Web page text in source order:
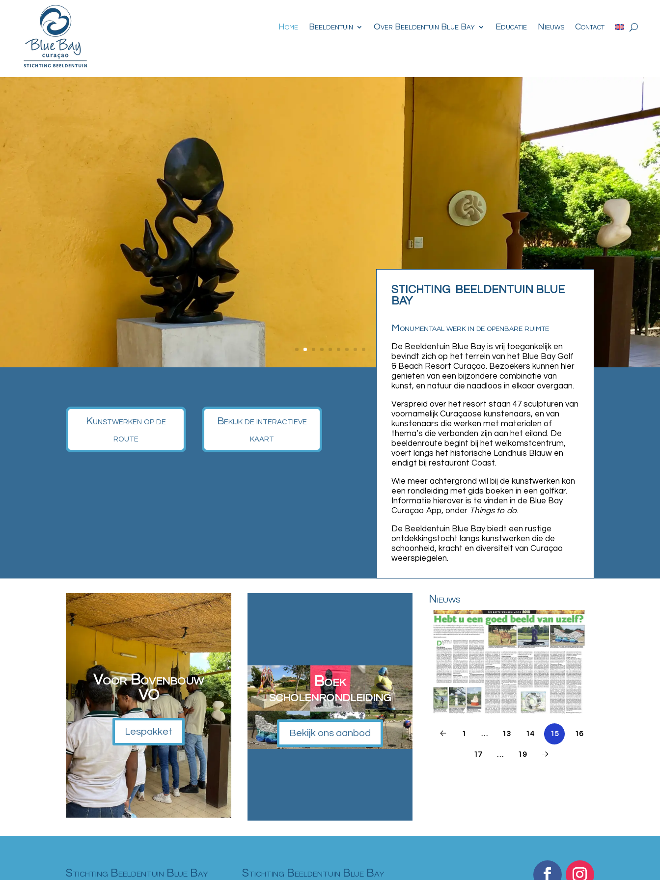
Home Beeldentuin Over Beeldentuin Blue Bay Educatie Nieuws Contact
Kunstwerken op de
route
Bekijk de interactieve
kaart
STICHTING BEELDENTUIN BLUE
BAY
Monumentaal werk in de openbare ruimte
De Beeldentuin Blue Bay is vrij toegankelijk en
bevindt zich op het terrein van het Blue Bay Golf
& Beach Resort Curaçao. Bezoekers kunnen hier
genieten van een bijzondere combinatie van
kunst, en natuur die naadloos in elkaar overgaan.
Verspreid over het resort staan 47 sculpturen van
voornamelijk Curaçaose kunstenaars, en van
kunstenaars die werken met materialen of
thema’s die verbonden zijn aan het eiland. De
beeldenroute begint bij het welkomstcentrum,
voert langs het historische Landhuis Blauw en
eindigt bij restaurant Coast.
Wie meer achtergrond wil bij de kunstwerken kan
een rondleiding met gids boeken in een golfkar.
Informatie hierover is te vinden in de Blue Bay
Curaçao App, onder Things to do.
De Beeldentuin Blue Bay biedt een rustige
ontdekkingstocht langs kunstwerken die de
schoonheid, kracht en diversiteit van Curaçao
weerspiegelen.
Voor Bovenbouw
VO
Lespakket
Boek
scholenrondleiding
Bekijk ons aanbod
Nieuws
Hebt u een goed beeld van
1 … 13 14 15 16
17 … 19
Stichting Beeldentuin Blue Bay
Stichting Beeldentuin Blue Bay